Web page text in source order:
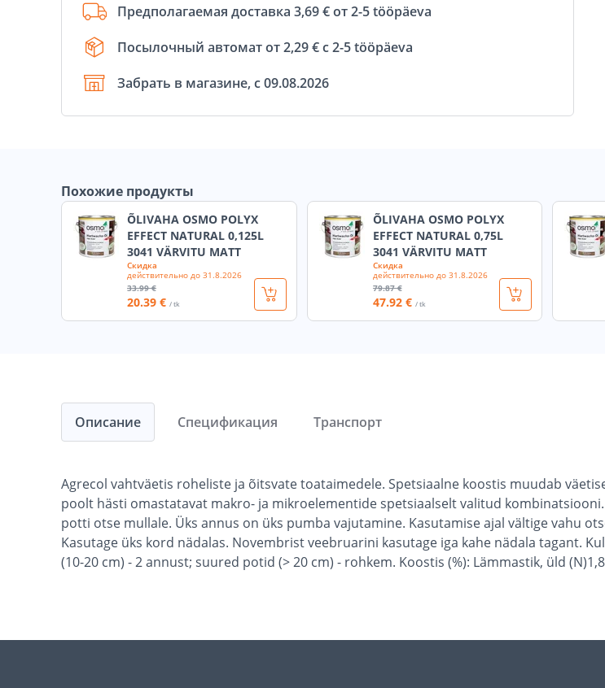
Предполагаемая доставка 3,69 € от 2-5 tööpäeva
Посылочный автомат от 2,29 € с 2-5 tööpäeva
Забрать в магазине, с 09.08.2026
Похожие продукты
ÕLIVAHA OSMO POLYX
EFFECT NATURAL 0,125L
3041 VÄRVITU MATT
Скидка
действительно до 31.8.2026
33.99 €
20.39 € / tk
ÕLIVAHA OSMO POLYX
EFFECT NATURAL 0,75L
3041 VÄRVITU MATT
Скидка
действительно до 31.8.2026
79.87 €
47.92 € / tk
Описание
Agrecol vahtväetis roheliste ja õitsvate toataimedele. Spetsiaalne koostis muudab
poolt hästi omastatavat makro- ja mikroelementide spetsiaalselt valitud
potti otse mullale. Üks annus on üks pumba vajutamine. Kasutamise ajal vältige vahu
Kasutage üks kord nädalas. Novembrist veebruarini kasutage iga kahe nädala tagant.
(10-20 cm) - 2 annust; suured potid (> 20 cm) - rohkem. Koostis (%): Lämmastik, üld
Спецификация Транспорт